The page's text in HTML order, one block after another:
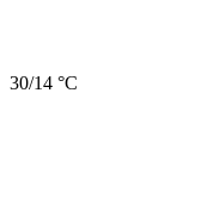
30/14 °C